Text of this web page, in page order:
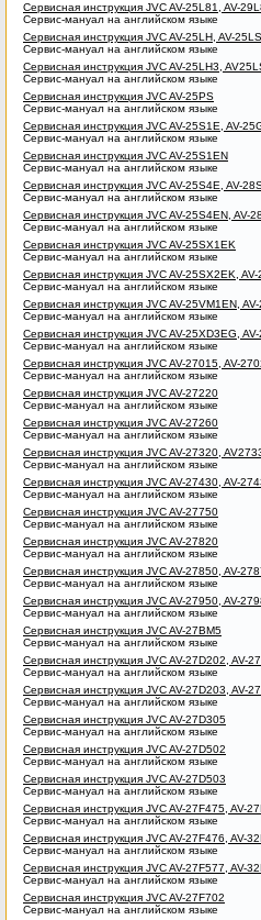
Сервисная инструкция JVC AV-25L81, AV-
Сервис-мануал на английском языке
Сервисная инструкция JVC AV-25LH, AV-
Сервис-мануал на английском языке
Сервисная инструкция JVC AV-25LH3,
Сервис-мануал на английском языке
Сервисная инструкция JVC AV-25PS
Сервис-мануал на английском языке
Сервисная инструкция JVC AV-25S1E, AV-
Сервис-мануал на английском языке
Сервисная инструкция JVC AV-25S1EN
Сервис-мануал на английском языке
Сервисная инструкция JVC AV-25S4E, AV-
Сервис-мануал на английском языке
Сервисная инструкция JVC AV-25S4EN, AV-
Сервис-мануал на английском языке
Сервисная инструкция JVC AV-25SX1EK
Сервис-мануал на английском языке
Сервисная инструкция JVC AV-25SX2EK,
Сервис-мануал на английском языке
Сервисная инструкция JVC AV-25VM1EN,
Сервис-мануал на английском языке
Сервисная инструкция JVC AV-25XD3EG,
Сервис-мануал на английском языке
Сервисная инструкция JVC AV-27015, AV-
Сервис-мануал на английском языке
Сервисная инструкция JVC AV-27220
Сервис-мануал на английском языке
Сервисная инструкция JVC AV-27260
Сервис-мануал на английском языке
Сервисная инструкция JVC AV-27320,
Сервис-мануал на английском языке
Сервисная инструкция JVC AV-27430, AV-
Сервис-мануал на английском языке
Сервисная инструкция JVC AV-27750
Сервис-мануал на английском языке
Сервисная инструкция JVC AV-27820
Сервис-мануал на английском языке
Сервисная инструкция JVC AV-27850, AV-
Сервис-мануал на английском языке
Сервисная инструкция JVC AV-27950, AV-
Сервис-мануал на английском языке
Сервисная инструкция JVC AV-27BM5
Сервис-мануал на английском языке
Сервисная инструкция JVC AV-27D202, AV-
Сервис-мануал на английском языке
Сервисная инструкция JVC AV-27D203, AV-
Сервис-мануал на английском языке
Сервисная инструкция JVC AV-27D305
Сервис-мануал на английском языке
Сервисная инструкция JVC AV-27D502
Сервис-мануал на английском языке
Сервисная инструкция JVC AV-27D503
Сервис-мануал на английском языке
Сервисная инструкция JVC AV-27F475, AV-
Сервис-мануал на английском языке
Сервисная инструкция JVC AV-27F476, AV-
Сервис-мануал на английском языке
Сервисная инструкция JVC AV-27F577, AV-
Сервис-мануал на английском языке
Сервисная инструкция JVC AV-27F702
Сервис-мануал на английском языке